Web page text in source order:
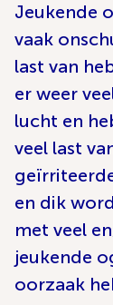
Jeukende
vaak
last van
er weer
lucht en
veel last
en dik
met veel
jeukende
oorzaak